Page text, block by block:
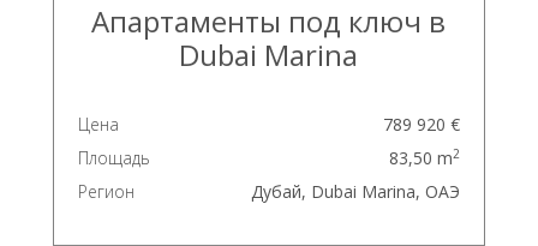
Апартаменты под ключ в
Dubai Marina
Цена
789 920 €
Площадь
83,50 m2
Регион Дубай, Dubai Marina, ОАЭ